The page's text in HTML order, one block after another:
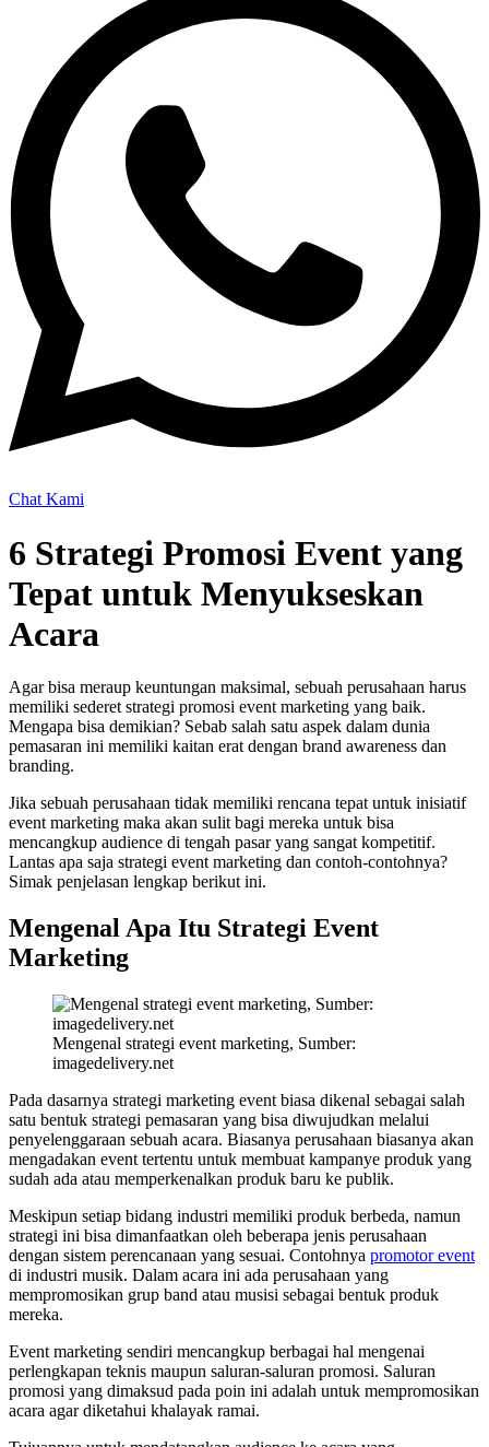
Chat Kami
6 Strategi Promosi Event yang
Tepat untuk Menyukseskan
Acara
Agar bisa meraup keuntungan maksimal, sebuah perusahaan harus
memiliki sederet strategi promosi event marketing yang baik.
Mengapa bisa demikian? Sebab salah satu aspek dalam dunia
pemasaran ini memiliki kaitan erat dengan brand awareness dan
branding.
Jika sebuah perusahaan tidak memiliki rencana tepat untuk inisiatif
event marketing maka akan sulit bagi mereka untuk bisa
mencangkup audience di tengah pasar yang sangat kompetitif.
Lantas apa saja strategi event marketing dan contoh-contohnya?
Simak penjelasan lengkap berikut ini.
Mengenal Apa Itu Strategi Event
Marketing
Mengenal strategi event marketing, Sumber:
imagedelivery.net
Pada dasarnya strategi marketing event biasa dikenal sebagai salah
satu bentuk strategi pemasaran yang bisa diwujudkan melalui
penyelenggaraan sebuah acara. Biasanya perusahaan biasanya akan
mengadakan event tertentu untuk membuat kampanye produk yang
sudah ada atau memperkenalkan produk baru ke publik.
Meskipun setiap bidang industri memiliki produk berbeda, namun
strategi ini bisa dimanfaatkan oleh beberapa jenis perusahaan
dengan sistem perencanaan yang sesuai. Contohnya promotor event
di industri musik. Dalam acara ini ada perusahaan yang
mempromosikan grup band atau musisi sebagai bentuk produk
mereka.
Event marketing sendiri mencangkup berbagai hal mengenai
perlengkapan teknis maupun saluran-saluran promosi. Saluran
promosi yang dimaksud pada poin ini adalah untuk mempromosikan
acara agar diketahui khalayak ramai.